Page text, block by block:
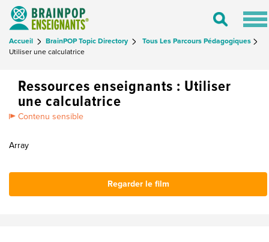
Toggle
Accueil BrainPOP Topic Directory
Tous Les Parcours Pédagogiques
Utiliser une calculatrice
Ressources enseignants : Utiliser
une calculatrice
Contenu sensible
Array
Regarder le film